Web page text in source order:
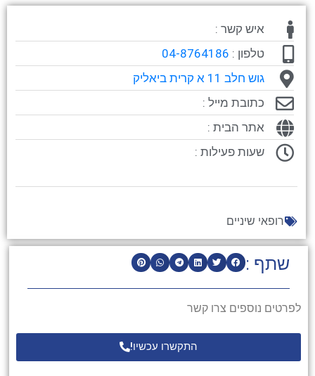
שתף :
לפרטים נוספים צרו קשר
התקשרו עכשיו!
איש קשר :
טלפון : 04-8764186
גוש חלב 11 א קרית ביאליק
כתובת מייל :
אתר הבית :
שעות פעילות :
רופאי שיניים